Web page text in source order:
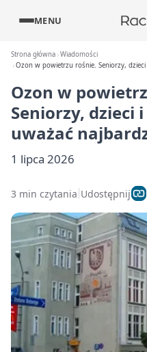
MENU
Strona główna Wiadomości
Ozon w powietrzu rośnie. Seniorzy,
Ozon w
Seniorzy, dzieci
uważać
1 lipca 2026
3 min czytania Udostępnij